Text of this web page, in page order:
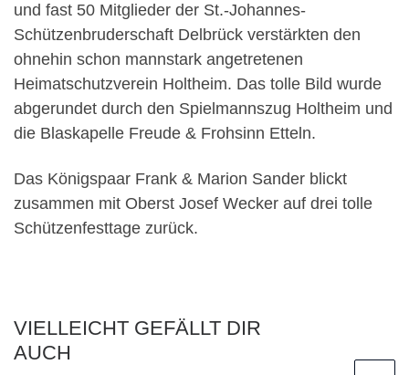
und fast 50 Mitglieder der St.-Johannes-
Schützenbruderschaft Delbrück verstärkten den
ohnehin schon mannstark angetretenen
Heimatschutzverein Holtheim. Das tolle Bild wurde
abgerundet durch den Spielmannszug Holtheim und
die Blaskapelle Freude & Frohsinn Etteln.
Das Königspaar Frank & Marion Sander blickt
zusammen mit Oberst Josef Wecker auf drei tolle
Schützenfesttage zurück.
VIELLEICHT GEFÄLLT DIR
AUCH